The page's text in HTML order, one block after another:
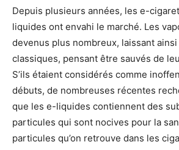
Depuis plusieurs années, les e-
liquides ont envahi le marché. Les
devenus plus nombreux, laissant
classiques, pensant être sauvés de
S’ils étaient considérés comme
débuts, de nombreuses récentes
que les e-liquides contiennent des
particules qui sont nocives pour la
particules qu’on retrouve dans les